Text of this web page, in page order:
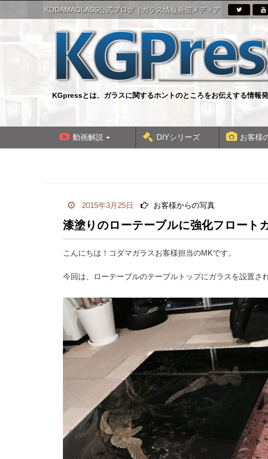
KODAMAGLASS公式ブログ ガラス情報発信メディア
KGpressとは、ガラスに関するホントのところをお伝えする情報発
動画解説 DIYシリーズ お客様
2015年3月25日 お客様からの写真
漆塗りのローテーブルに強化フロート
こんにちは！コダマガラスお客様担当のMKです。
今回は、ローテーブルのテーブルトップにガラスを設置さ